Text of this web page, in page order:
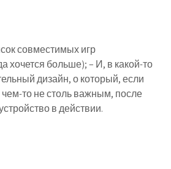
совместимых игр
хочется больше); – И, в какой-то
дизайн, о который, если
чем-то не столь важным, после
в действии.